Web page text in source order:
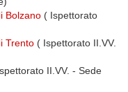
Bolzano ( Ispettorato
Trento ( Ispettorato II.VV.
II.VV. - Sede